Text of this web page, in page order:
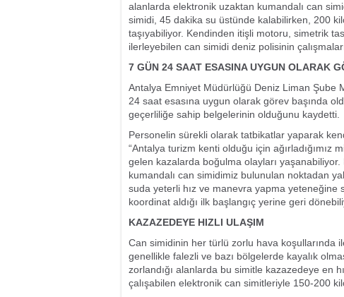
alanlarda elektronik uzaktan kumandalı can
simidi, 45 dakika su üstünde kalabilirken, 200
taşıyabiliyor. Kendinden itişli motoru, simetrik
ilerleyebilen can simidi deniz polisinin
7 GÜN 24 SAAT ESASINA UYGUN OLARAK
Antalya Emniyet Müdürlüğü Deniz Liman Şube
24 saat esasına uygun olarak görev başında
geçerliliğe sahip belgelerinin olduğunu kaydetti.
Personelin sürekli olarak tatbikatlar yaparak
“Antalya turizm kenti olduğu için
gelen kazalarda boğulma olayları
kumandalı can simidimiz bulunulan noktadan
suda yeterli hız ve manevra yapma yeteneğine
koordinat aldığı ilk başlangıç yerine geri
KAZAZEDEYE HIZLI ULAŞIM
Can simidinin her türlü zorlu hava koşullarında
genellikle falezli ve bazı bölgelerde kayalık
zorlandığı alanlarda bu simitle kazazedeye en
çalışabilen elektronik can simitleriyle 150-200